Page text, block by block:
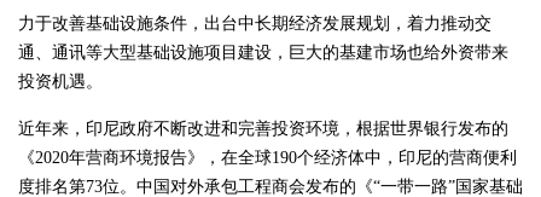
力于改善基础设施条件，出台中长期经济发展规划，着力推动交
通、通讯等大型基础设施项目建设，巨大的基建市场也给外资带来
投资机遇。
近年来，印尼政府不断改进和完善投资环境，根据世界银行发布的
《2020年营商环境报告》，在全球190个经济体中，印尼的营商便利
度排名第73位。中国对外承包工程商会发布的《“一带一路”国家基础